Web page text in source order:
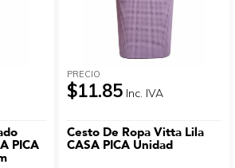
PICA
PRECIO
$11.85 Inc. IVA
Cesto De Ropa Vitta Lila
CASA PICA Unidad